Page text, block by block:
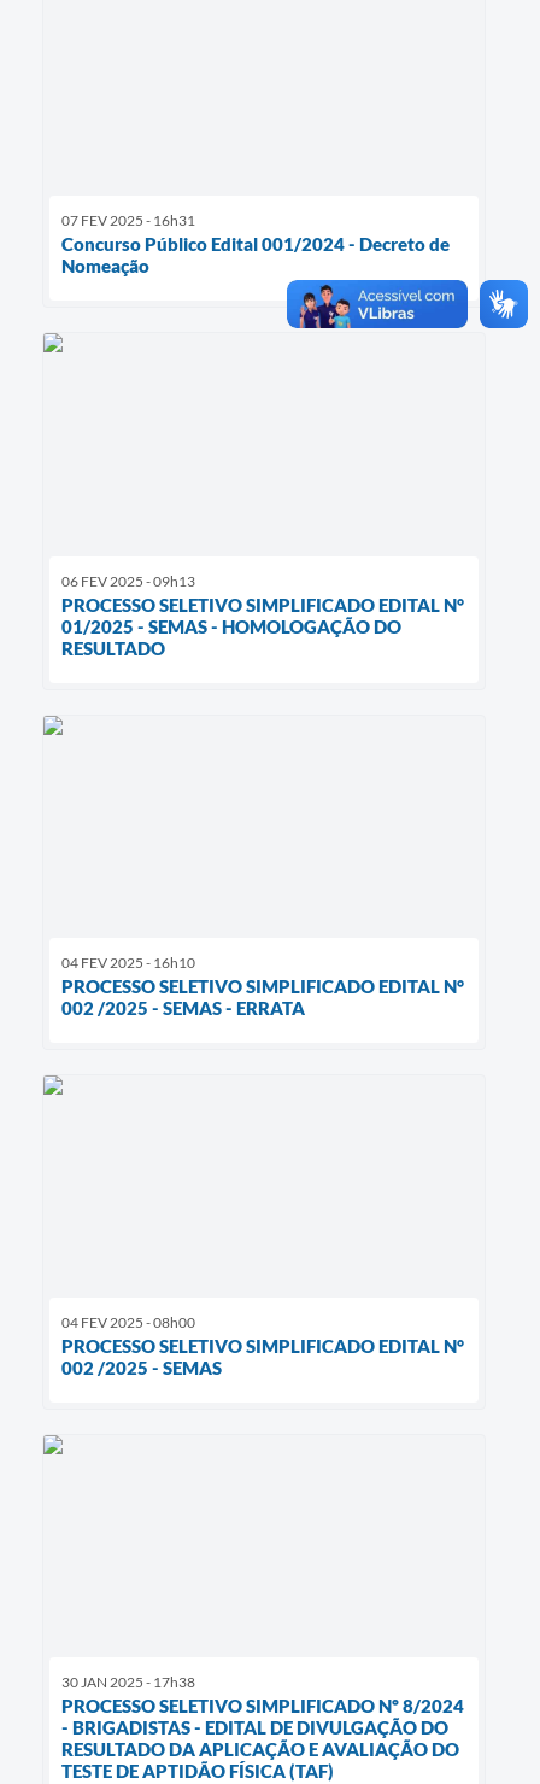
07 FEV 2025 - 16h31
Concurso Público Edital 001/2024 - Decreto de
Nomeação
06 FEV 2025 - 09h13
PROCESSO SELETIVO SIMPLIFICADO EDITAL N°
01/2025 - SEMAS - HOMOLOGAÇÃO DO
RESULTADO
04 FEV 2025 - 16h10
PROCESSO SELETIVO SIMPLIFICADO EDITAL N°
002 /2025 - SEMAS - ERRATA
04 FEV 2025 - 08h00
PROCESSO SELETIVO SIMPLIFICADO EDITAL N°
002 /2025 - SEMAS
30 JAN 2025 - 17h38
PROCESSO SELETIVO SIMPLIFICADO Nº 8/2024
- BRIGADISTAS - EDITAL DE DIVULGAÇÃO DO
RESULTADO DA APLICAÇÃO E AVALIAÇÃO DO
TESTE DE APTIDÃO FÍSICA (TAF)